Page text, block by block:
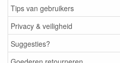
Tips van gebruikers
Privacy & veiligheid
Suggesties?